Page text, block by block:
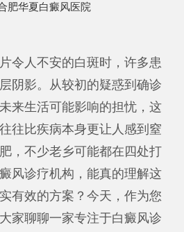
肥华夏白癜风医院
令人不安的白斑时，许多患
阴影。从较初的疑惑到确诊
来生活可能影响的担忧，这
往比疾病本身更让人感到窒
，不少老乡可能都在四处打
风诊疗机构，能真的理解这
有效的方案？今天，作为您
家聊聊一家专注于白癜风诊